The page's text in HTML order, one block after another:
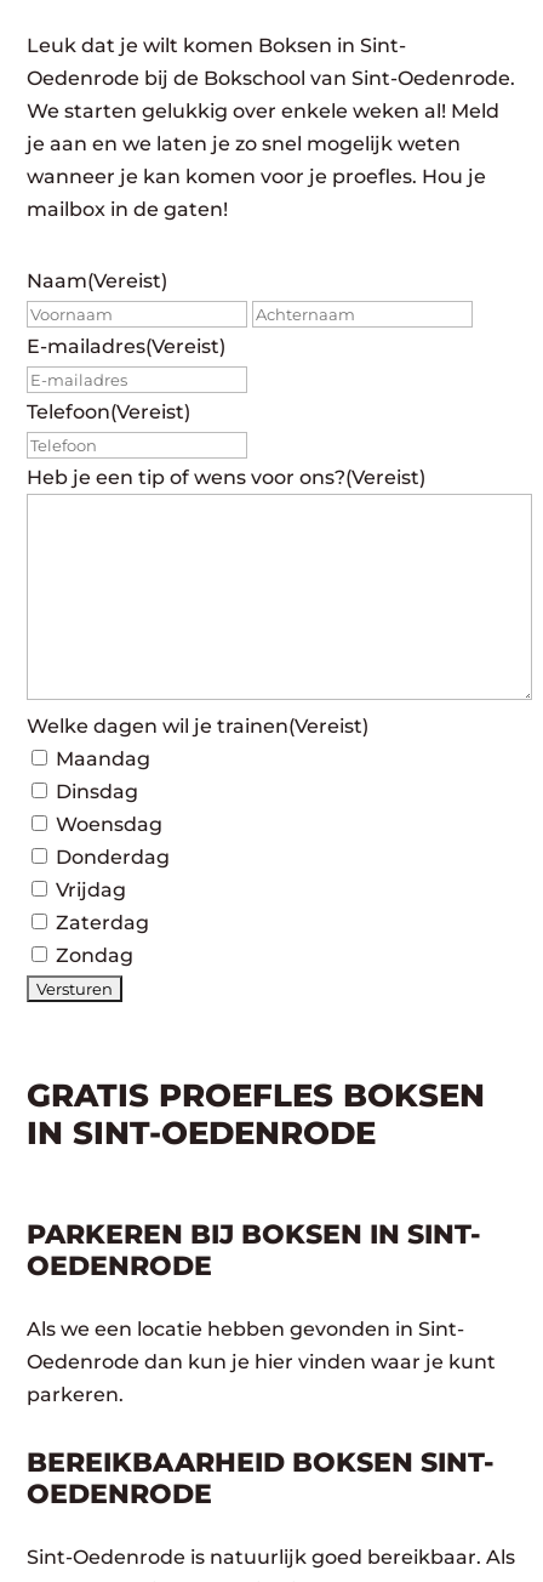
Leuk dat je wilt komen Boksen in Sint-
Oedenrode bij de Bokschool van Sint-Oedenrode.
We starten gelukkig over enkele weken al! Meld
je aan en we laten je zo snel mogelijk weten
wanneer je kan komen voor je proefles. Hou je
mailbox in de gaten!
Naam(Vereist)
Voornaam
E-mailadres(Vereist)
Telefoon(Vereist)
Heb je een tip of wens voor ons?(Vereist)
Welke dagen wil je trainen(Vereist)
Maandag
Dinsdag
Woensdag
Donderdag
Vrijdag
Zaterdag
Zondag
GRATIS PROEFLES BOKSEN
IN SINT-OEDENRODE
PARKEREN BIJ BOKSEN IN SINT-
OEDENRODE
Als we een locatie hebben gevonden in Sint-
Oedenrode dan kun je hier vinden waar je kunt
parkeren.
BEREIKBAARHEID BOKSEN SINT-
OEDENRODE
Sint-Oedenrode is natuurlijk goed bereikbaar. Als